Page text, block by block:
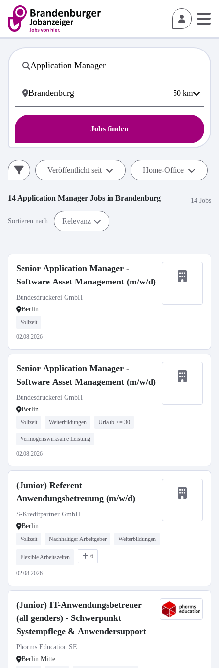
50 km
Jobs finden
Veröffentlicht seit Home-Office
14 Application Manager Jobs in Brandenburg 14 Jobs
Sortieren nach: Relevanz
Senior Application Manager -
Software Asset Management (m/w/d)
Bundesdruckerei GmbH
Berlin
Vollzeit
02.08.2026
Senior Application Manager -
Software Asset Management (m/w/d)
Bundesdruckerei GmbH
Berlin
Vollzeit Weiterbildungen Urlaub >= 30
Vermögenswirksame Leistung
02.08.2026
(Junior) Referent
Anwendungsbetreuung (m/w/d)
S-Kreditpartner GmbH
Berlin
Vollzeit Nachhaltiger Arbeitgeber Weiterbildungen
Flexible Arbeitszeiten 6
02.08.2026
(Junior) IT-Anwendungsbetreuer
(all genders) - Schwerpunkt
Systempflege & Anwendersupport
Phorms Education SE
Berlin Mitte